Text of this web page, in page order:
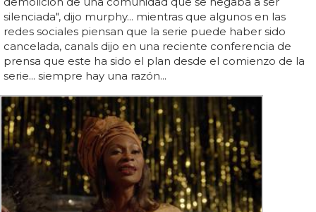
silenciada", dijo murphy... mientras que algunos en las
redes sociales piensan que la serie puede haber sido
cancelada, canals dijo en una reciente conferencia de
prensa que este ha sido el plan desde el comienzo de la
serie... siempre hay una razón...